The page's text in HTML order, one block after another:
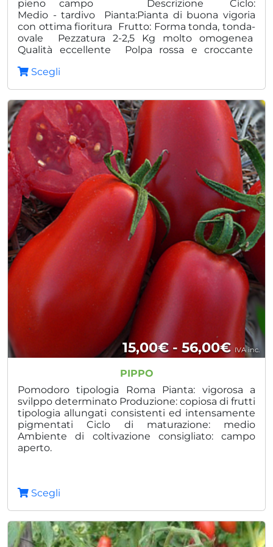
a
pieno campo Descrizione Ciclo:
Medio - tardivo Pianta:Pianta di buona vigoria
con ottima fioritura Frutto: Forma tonda, tonda-
ovale Pezzatura 2-2,5 Kg molto omogenea
Qualità eccellente Polpa rossa e croccante
Omogeneità e qualità costante Ottima
Scegli
15,00€ - 56,00€
da
IVA inc.
PIPPO
Pomodoro tipologia Roma Pianta: vigorosa a
svilppo determinato Produzione: copiosa di frutti
tipologia allungati consistenti ed intensamente
pigmentati Ciclo di maturazione: medio
Ambiente di coltivazione consigliato: campo
aperto.
Scegli